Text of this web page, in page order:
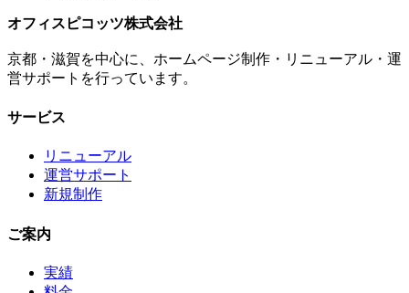
オフィスピコッツ株式会社
京都・滋賀を中心に、ホームページ制作・リニューアル・運
営サポートを行っています。
サービス
リニューアル
運営サポート
新規制作
ご案内
実績